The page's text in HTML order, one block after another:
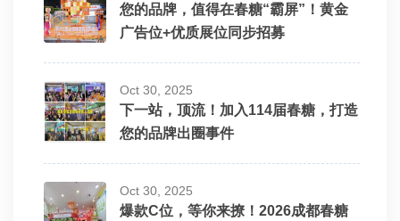
您的品牌，值得在春糖“霸屏”！黄金
广告位+优质展位同步招募
Oct 30, 2025
下一站，顶流！加入114届春糖，打造
您的品牌出圈事件
Oct 30, 2025
爆款C位，等你来撩！2026成都春糖